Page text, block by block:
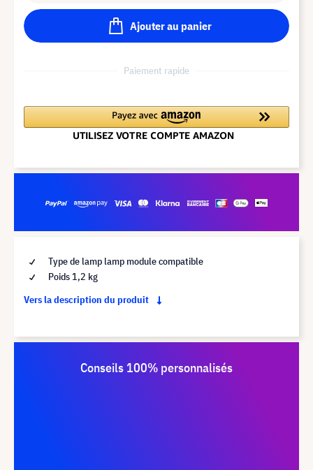
Ajouter au panier
Paiement rapide
Type de lamp lamp module compatible
Poids 1,2 kg
Vers la description du produit
Conseils 100% personnalisés